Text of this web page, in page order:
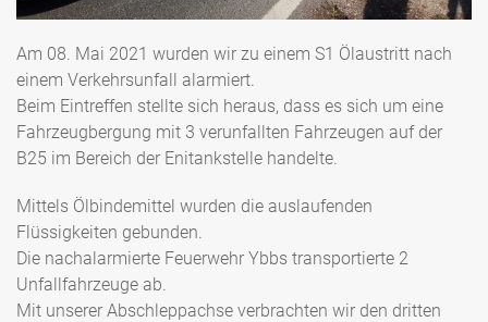
Am 08. Mai 2021 wurden wir zu einem S1 Ölaustritt nach
einem Verkehrsunfall alarmiert.
Beim Eintreffen stellte sich heraus, dass es sich um eine
Fahrzeugbergung mit 3 verunfallten Fahrzeugen auf der
B25 im Bereich der Enitankstelle handelte.
Mittels Ölbindemittel wurden die auslaufenden
Flüssigkeiten gebunden.
Die nachalarmierte Feuerwehr Ybbs transportierte 2
Unfallfahrzeuge ab.
Mit unserer Abschleppachse verbrachten wir den dritten